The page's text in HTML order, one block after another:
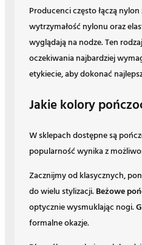
Producenci często łączą
wytrzymałość nylonu oraz
wyglądają na nodze. Ten
oczekiwania najbardziej
etykiecie, aby dokonać
Jakie kolory
W sklepach dostępne są
popularność wynika z
Zacznijmy od klasycznych,
do wielu stylizacji.Beżowe
optycznie wysmuklając nogi.
formalne okazje.